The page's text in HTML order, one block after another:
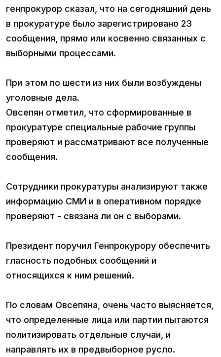
генпрокурор сказал, что на сегодняшний день
в прокуратуре было зарегистрировано 23
сообщения, прямо или косвенно связанных с
выборными процессами.
При этом по шести из них были возбуждены
уголовные дела.
Овсепян отметил, что сформированные в
прокуратуре специальные рабочие группы
проверяют и рассматривают все полученные
сообщения.
Сотрудники прокуратуры анализируют также
информацию СМИ и в оперативном порядке
проверяют - связана ли он с выборами.
Президент поручил Генпрокурору обеспечить
гласность подобных сообщений и
относящихся к ним решений.
По словам Овсепяна, очень часто выясняется,
что определенные лица или партии пытаются
политизировать отдельные случаи, и
направлять их в предвыборное русло.